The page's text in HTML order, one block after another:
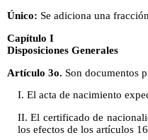
Único: Se adiciona una
Capítulo I
Disposiciones Generales
Artículo 3o. Son documentos
I. El acta de nacimiento
II. El certificado de
los efectos de los artículos